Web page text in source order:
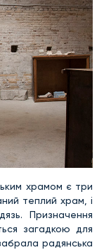
храмом є три
теплий храм, і
Призначення
загадкою для
радянська